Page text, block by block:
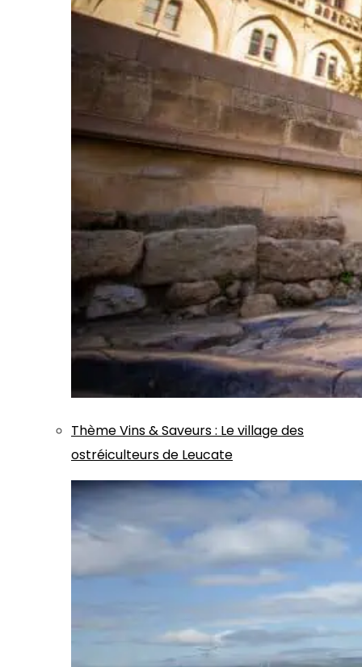
ThèmeVins & Saveurs: Le village des
ostréiculteurs de Leucate